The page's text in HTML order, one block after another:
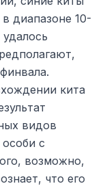
диапазоне 10-
кита
видов
с
возможно,
что его